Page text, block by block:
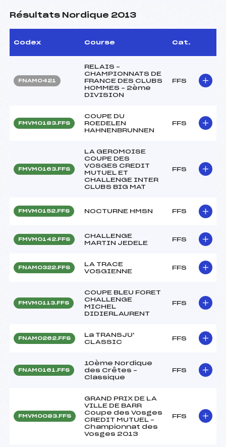
Résultats Nordique 2013
Codex Course Cat.
FNAM0421
RELAIS –
CHAMPIONNATS DE
FRANCE DES CLUBS
HOMMES – 2ème
DIVISION
FFS
FMVM0183.FFS
COUPE DU
ROEDELEN
HAHNENBRUNNEN
FFS
FMVM0163.FFS
LA GEROMOISE
COUPE DES
VOSGES CREDIT
MUTUEL ET
CHALLENGE INTER
CLUBS BIG MAT
FFS
FMVM0152.FFS NOCTURNE HMSN FFS
FMVM0142.FFS
CHALLENGE
MARTIN JEDELE
FFS
FNAM0322.FFS
LA TRACE
VOSGIENNE
FFS
FMVM0113.FFS
COUPE BLEU FORET
CHALLENGE
MICHEL
DIDIERLAURENT
FFS
FNAM0262.FFS
La TRANSJU'
CLASSIC
FFS
FNAM0161.FFS
10ème Nordique
des Crêtes –
Classique
FFS
FMVM0083.FFS
GRAND PRIX DE LA
VILLE DE BARR
Coupe des Vosges
CREDIT MUTUEL –
Championnat des
Vosges 2013
FFS